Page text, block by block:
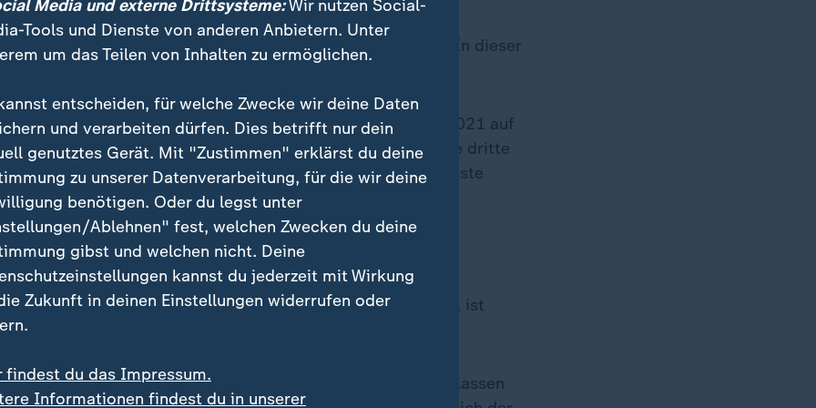
gilt die Eintrittskarte auch als Fahrausweis. Davon
Heimfans, die in Scharen zu den Heimspielen kommen: In dieser
alle Heimspiele ausverkauft.
als die SVE noch in der Regionalligasaison 2020/2021 auf
im Schnitt kam. Ein Jahr später stieg man in die dritte
im zweiten Jahr der Zweitklassigkeit also gleich der nächste
braucht es keinen Rathausbalkon
Perspektive mit saarländischer Gelassenheit entgegensieht, ist
von Spiesen-Elversberg.
Gespräch mit der "Süddeutschen Zeitung" vollkommen gelassen
Media und externe Drittsysteme:Wir nutzen Social-
Tools und Dienste von anderen Anbietern. Unter
um das Teilen von Inhalten zu ermöglichen.
entscheiden, für welche Zwecke wir deine Daten
und verarbeiten dürfen. Dies betrifft nur dein
genutztes Gerät. Mit "Zustimmen" erklärst du deine
zu unserer Datenverarbeitung, für die wir deine
benötigen. Oder du legst unter
Ablehnen" fest, welchen Zwecken du deine
gibst und welchen nicht. Deine
kannst du jederzeit mit Wirkung
Zukunft in deinen Einstellungen widerrufen oder
findest du das Impressum.
Informationen findest du in unserer